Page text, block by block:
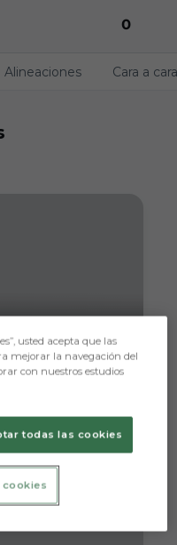
0
Alineaciones Cara a cara
de héroe
gol 'in-
usted acepta que las
mejorar la navegación del
con nuestros estudios
todas las cookies